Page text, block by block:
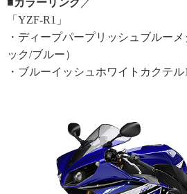
■カラーリング／
「YZF-R1」
・ディープパープリッシュブルー
ック/ブルー）
・ブルーイッシュホワイトカクテル